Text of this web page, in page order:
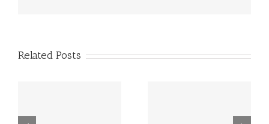
Related Posts